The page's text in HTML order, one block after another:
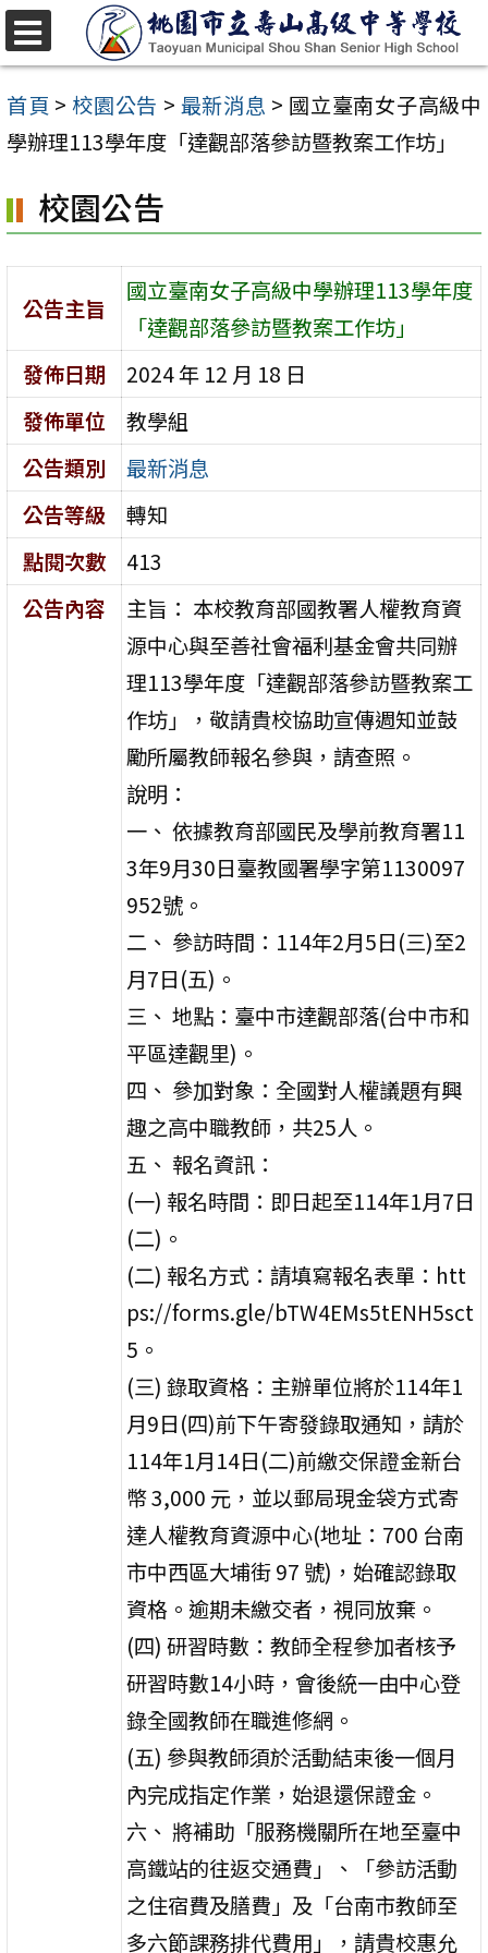
跳
至
主
要
容
區
首頁 > 校園公告 > 最新消息 > 國立臺南女子高級中
學辦理113學年度「達觀部落參訪暨教案工作坊」
校園公告
公告主旨
國立臺南女子高級中學辦理113學年度
「達觀部落參訪暨教案工作坊」
發佈日期
2024 年 12 月 18 日
發佈單位
教學組
公告類別
最新消息
公告等級
轉知
點閱次數
413
公告內容
主旨： 本校教育部國教署人權教育資
源中心與至善社會福利基金會共同辦
理113學年度「達觀部落參訪暨教案工
作坊」，敬請貴校協助宣傳週知並鼓
勵所屬教師報名參與，請查照。
說明：
一、 依據教育部國民及學前教育署11
3年9月30日臺教國署學字第1130097
952號。
二、 參訪時間：114年2月5日(三)至2
月7日(五)。
三、 地點：臺中市達觀部落(台中市和
平區達觀里)。
四、 參加對象：全國對人權議題有興
趣之高中職教師，共25人。
五、 報名資訊：
(一) 報名時間：即日起至114年1月7日
(二)。
(二) 報名方式：請填寫報名表單：htt
ps://forms.gle/bTW4EMs5tENH5sct
5。
(三) 錄取資格：主辦單位將於114年1
月9日(四)前下午寄發錄取通知，請於
114年1月14日(二)前繳交保證金新台
幣 3,000 元，並以郵局現金袋方式寄
達人權教育資源中心(地址：700 台南
市中西區大埔街 97 號)，始確認錄取
資格。逾期未繳交者，視同放棄。
(四) 研習時數：教師全程參加者核予
研習時數14小時，會後統一由中心登
錄全國教師在職進修網。
(五) 參與教師須於活動結束後一個月
內完成指定作業，始退還保證金。
六、 將補助「服務機關所在地至臺中
高鐵站的往返交通費」、「參訪活動
之住宿費及膳費」及「台南市教師至
多六節課務排代費用」，請貴校惠允
選
單